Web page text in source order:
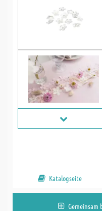
Katalogseite